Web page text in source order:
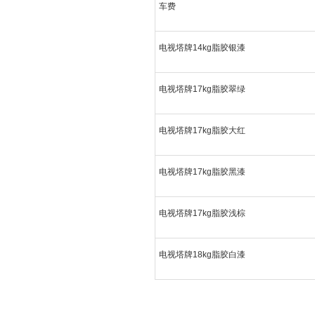
车费
电视塔牌14kg脂胶银漆
电视塔牌17kg脂胶翠绿
电视塔牌17kg脂胶大红
电视塔牌17kg脂胶黑漆
电视塔牌17kg脂胶浅棕
电视塔牌18kg脂胶白漆